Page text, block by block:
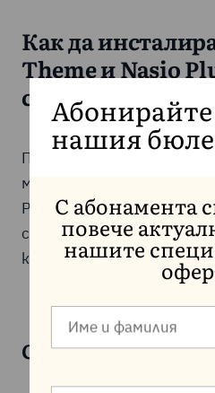
Как да
Theme и Nasio
cPanel?
При вече налична хостинг
можете да инсталирате
Plugin още при
сайт, без да изтегляте
качване.
Стъпка 1: Влезте в
Абонирайте
нашия
С абонамента
повече
нашите